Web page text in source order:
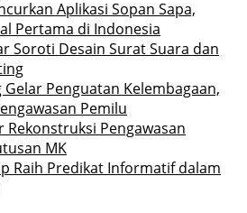
Aplikasi Sopan Sapa,
Pertama di Indonesia
Soroti Desain Surat Suara dan
Gelar Penguatan Kelembagaan,
Pemilu
Rekonstruksi Pengawasan
MK
Raih Predikat Informatif dalam